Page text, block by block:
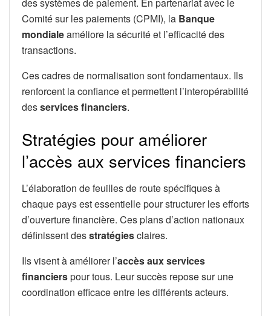
Comité sur les paiements (CPMI), la Banque
mondialeaméliore la sécurité et l’efficacité des
transactions.
Ces cadres de normalisation sont fondamentaux. Ils
renforcent la confiance et permettent l’interopérabilité
desservices financiers.
Stratégies pour améliorer
l’accès aux services financiers
L’élaboration de feuilles de route spécifiques à
chaque pays est essentielle pour structurer les efforts
d’ouverture financière. Ces plans d’action nationaux
définissent desstratégiesclaires.
Ils visent à améliorer l’accès aux services
financierspour tous. Leur succès repose sur une
coordination efficace entre les différents acteurs.